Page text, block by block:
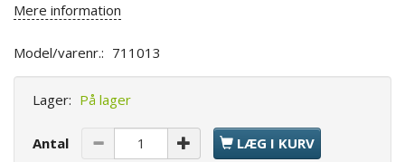
Mere information
Model/varenr.: 711013
Lager: På lager
Antal LÆG I KURV